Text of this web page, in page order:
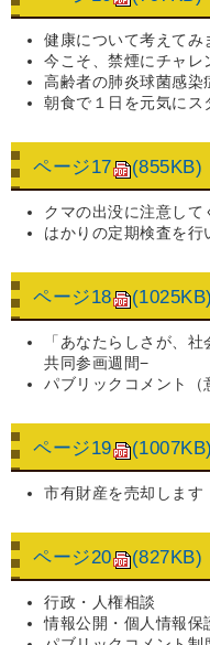
健康について考えて
今こそ、禁煙にチャレ
高齢者の肺炎球菌感染
朝食で１日を元気にス
ページ17 (855KB)
クマの出没に注意して
はかりの定期検査を行
ページ18 (1025KB)
「あなたらしさが、
共同参画週間−
パブリックコメント（
ページ19 (1007KB)
市有財産を売却します
ページ20 (827KB)
行政・人権相談
情報公開・個人情報保